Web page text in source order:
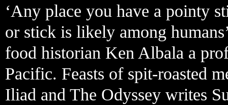
‘Any place you have a pointy
or stick is likely among
food historian Ken Albala a
Pacific. Feasts of spit-roasted
Iliad and The Odyssey writes